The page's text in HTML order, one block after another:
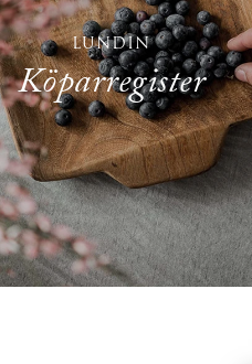
LUNDIN
Köparregister